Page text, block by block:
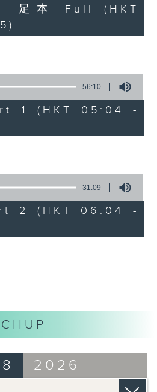
足本 Full (HKT
56:10
1 (HKT 05:04 -
31:09
2 (HKT 06:04 -
2026